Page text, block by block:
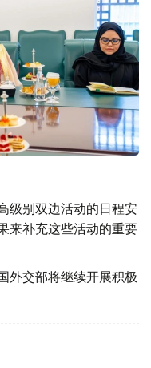
级别双边活动的日程安
来补充这些活动的重要
外交部将继续开展积极